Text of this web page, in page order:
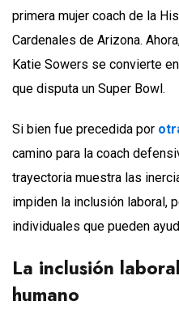
primera mujer coach de la
Cardenales de Arizona.
Katie Sowers se convierte
que disputa un Super Bowl.
Si bien fue precedida por
camino para la coach
trayectoria muestra las
impiden la inclusión laboral,
individuales que pueden
La inclusión
humano